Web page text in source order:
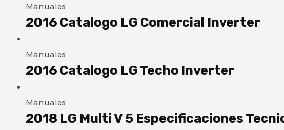
Manuales
2016 Catalogo LG Comercial Inverter
Manuales
2016 Catalogo LG Techo Inverter
Manuales
2018 LG Multi V 5 Especificaciones